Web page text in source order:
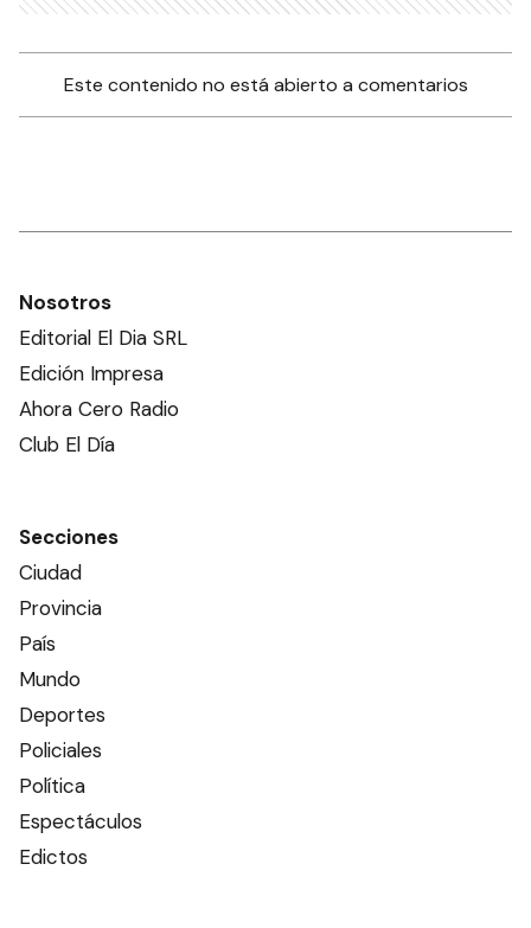
Este contenido no está abierto a comentarios
Nosotros
Editorial El Dia SRL
Edición Impresa
Ahora Cero Radio
Club El Día
Secciones
Ciudad
Provincia
País
Mundo
Deportes
Policiales
Política
Espectáculos
Edictos